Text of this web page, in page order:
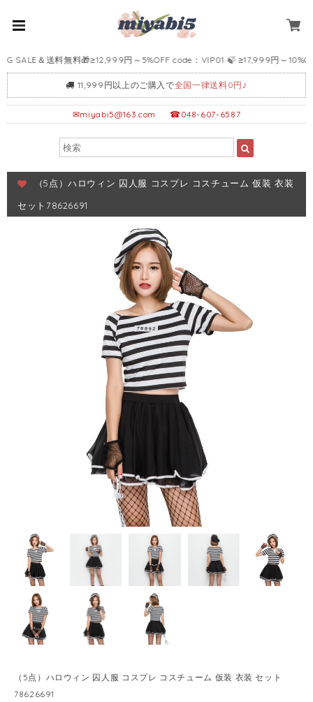
＆送料無料🎁≥12,999円～5%OFF code：VIP01 🍃 ≥17,999円～
11,999円以上のご購入で全国一律送料0円♪
✉miyabi5@163.com ☎048-607-6587
（5点）ハロウィン 囚人服 コスプレ コスチューム 仮装 衣装
セット78626691
（5点）ハロウィン 囚人服 コスプレ コスチューム 仮装 衣装 セット
78626691